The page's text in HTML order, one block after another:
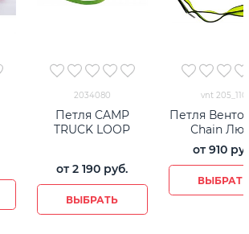
2034080
Петля CAMP
TRUCK LOOP
от2 190 руб.
ВЫБРАТЬ
vnt 205_110
Петля Венто
Сhain
от910